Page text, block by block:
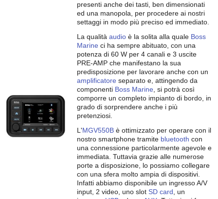
presenti anche dei tasti, ben dimensionati
ed una manopola, per procedere ai nostri
settaggi in modo più preciso ed immediato.
La qualità audio è la solita alla quale Boss
Marine ci ha sempre abituato, con una
potenza di 60 W per 4 canali e 3 uscite
PRE-AMP che manifestano la sua
predisposizione per lavorare anche con un
amplificatore separato e, attingendo da
componenti Boss Marine , si potrà così
comporre un completo impianto di bordo, in
grado di sorprendere anche i più
pretenziosi.
L'MGV550B è ottimizzato per operare con il
nostro smartphone tramite bluetooth con
una connessione particolarmente agevole e
immediata. Tuttavia grazie alle numerose
porte a disposizione, lo possiamo collegare
con una sfera molto ampia di dispositivi.
Infatti abbiamo disponibile un ingresso A/V
input, 2 video, uno slot SD card , un